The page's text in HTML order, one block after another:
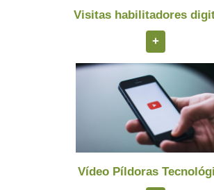
Visitas habilitadores
+
Vídeo Píldoras